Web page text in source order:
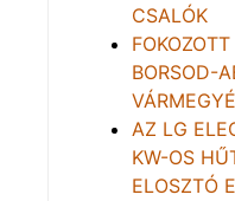
CSALÓK
BORSOD-
AZ LG
KW-OS
ELOSZTÓ